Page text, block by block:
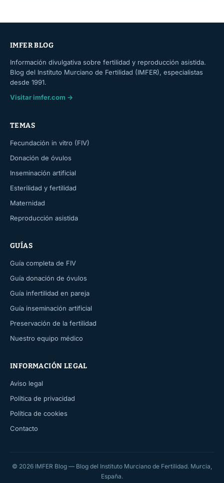
IMFER BLOG
Información divulgativa sobre fertilidad y reproducción asistida.
Blog del Instituto Murciano de Fertilidad (IMFER), especialistas
desde 1991.
Visitar imfer.com →
TEMAS
Fecundación in vitro (FIV)
Donación de óvulos
Inseminación artificial
Esterilidad y fertilidad
Maternidad
Reproducción asistida
GUÍAS
Guía completa de FIV
Guía donación de óvulos
Guía infertilidad en pareja
Guía inseminación artificial
Preservación de la fertilidad
Nuestro equipo médico
INFORMACIÓN LEGAL
Aviso legal
Política de privacidad
Política de cookies
Contacto
© 2026 IMFER Blog — Blog del Instituto Murciano de Fertilidad. Murcia,
España.